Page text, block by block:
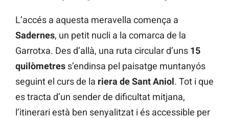
L’accés a aquesta meravella comença a
Sadernes, un petit nucli a la comarca de la
Garrotxa. Des d’allà, una ruta circular d’uns 15
quilòmetres s’endinsa pel paisatge muntanyós
seguint el curs de la riera de Sant Aniol. Tot i que
es tracta d’un sender de dificultat mitjana,
l’itinerari està ben senyalitzat i és accessible per